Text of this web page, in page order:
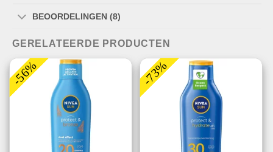
BEOORDELINGEN (8)
GERELATEERDE PRODUCTEN
-56% -73%